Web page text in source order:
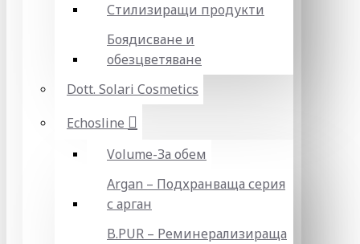
Стилизиращи продукти
Боядисване и
обезцветяване
Dott. Solari Cosmetics
Echosline
Volume-За обем
Argan – Подхранваща серия
с арган
B.PUR – Реминерализираща